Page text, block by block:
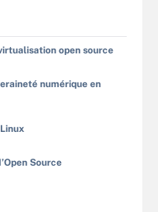
open source
numérique en
Source